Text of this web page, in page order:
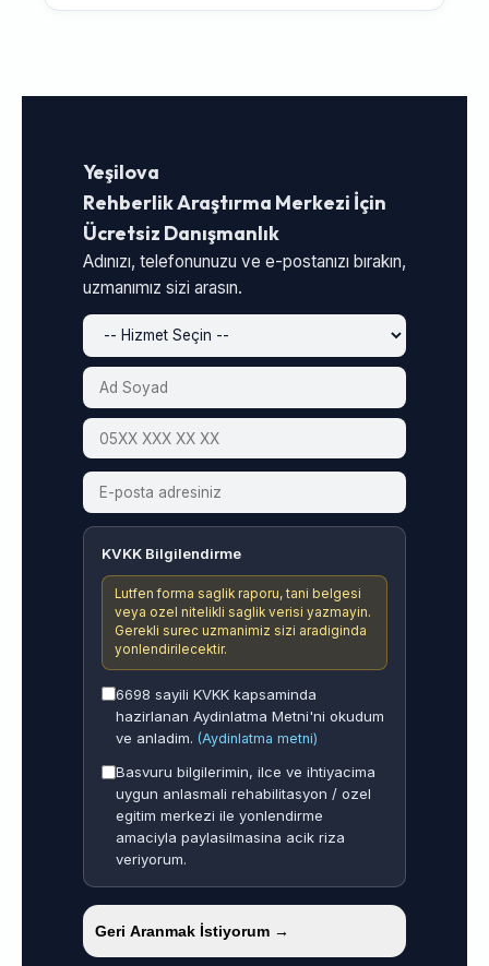
Yeşilova
Rehberlik Araştırma Merkezi İçin
Ücretsiz Danışmanlık
Adınızı, telefonunuzu ve e-postanızı bırakın,
uzmanımız sizi arasın.
KVKK Bilgilendirme
Lutfen forma saglik raporu, tani belgesi
veya ozel nitelikli saglik verisi yazmayin.
Gerekli surec uzmanimiz sizi aradiginda
yonlendirilecektir.
6698 sayili KVKK kapsaminda
hazirlanan Aydinlatma Metni'ni okudum
ve anladim. (Aydinlatma metni)
Basvuru bilgilerimin, ilce ve ihtiyacima
uygun anlasmali rehabilitasyon / ozel
egitim merkezi ile yonlendirme
amaciyla paylasilmasina acik riza
veriyorum.
Geri Aranmak İstiyorum →